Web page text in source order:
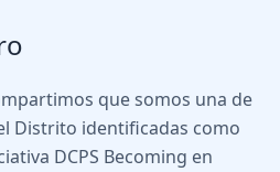
que somos una de
Distrito identificadas como
DCPS Becoming en